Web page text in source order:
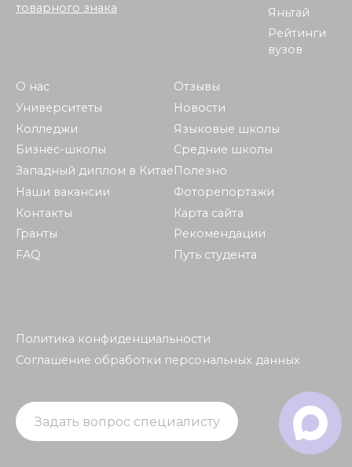
товарного знака
Яньтай
Рейтинги
вузов
О нас
Университеты
Колледжи
Бизнес-школы
Западный диплом в Китае
Наши вакансии
Контакты
Гранты
FAQ
Отзывы
Новости
Языковые школы
Средние школы
Полезно
Фоторепортажи
Карта сайта
Рекомендации
Путь студента
Политика конфиденциальности
Соглашение обработки персональных данных
Задать вопрос специалисту